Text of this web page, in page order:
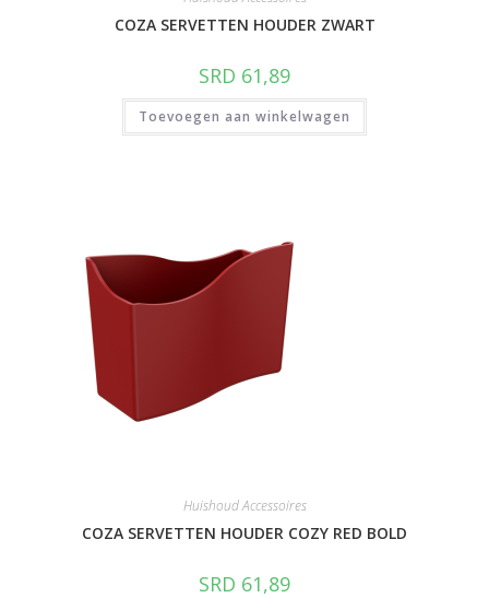
COZA SERVETTEN HOUDER ZWART
SRD 61,89
Toevoegen aan winkelwagen
Huishoud Accessoires
COZA SERVETTEN HOUDER COZY RED BOLD
SRD 61,89